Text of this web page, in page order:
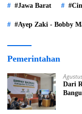
#Jawa Barat
#Ayep Zaki - Bobby
Pemerintahan
Dari